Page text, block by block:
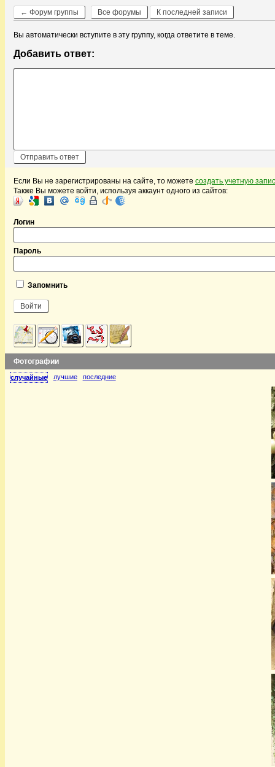
← Форум группы Все форумы К последней записи
Вы автоматически вступите в эту группу, когда ответите в теме.
Добавить ответ:
Если Вы не зарегистрированы на сайте, то можете создать учетную
Также Вы можете войти, используя аккаунт одного из сайтов:
Логин
Пароль
Запомнить
Фотографии
случайные лучшие последние